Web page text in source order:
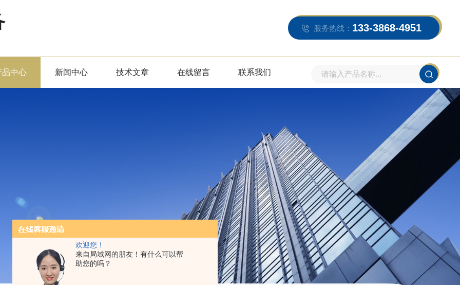
欢迎您！
来自局域网的朋友！有什么可以帮
助您的吗？
服务热线： 133-3868-4951
品中心 新闻中心 技术文章 在线留言 联系我们